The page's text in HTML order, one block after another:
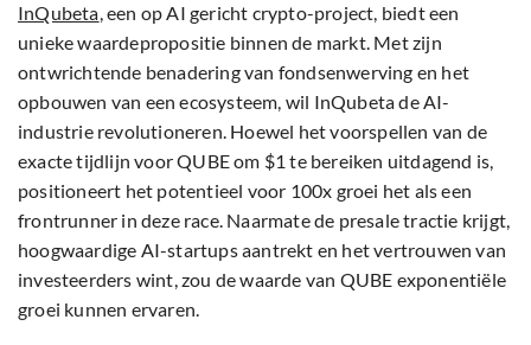
InQubeta, een op AI gericht crypto-project, biedt een
unieke waardepropositie binnen de markt. Met zijn
ontwrichtende benadering van fondsenwerving en het
opbouwen van een ecosysteem, wil InQubeta de AI-
industrie revolutioneren. Hoewel het voorspellen van de
exacte tijdlijn voor QUBE om $1 te bereiken uitdagend is,
positioneert het potentieel voor 100x groei het als een
frontrunner in deze race. Naarmate de presale tractie krijgt,
hoogwaardige AI-startups aantrekt en het vertrouwen van
investeerders wint, zou de waarde van QUBE exponentiële
groei kunnen ervaren.